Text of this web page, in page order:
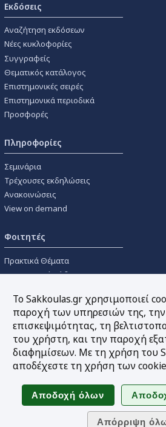
Εκδόσεις
Αναζήτηση εκδόσεων
Νέες κυκλοφορίες
Συγγραφείς
Θεματικός κατάλογος
Επιστημονικές σειρές
Επιστημονικά περιοδικά
Προσφορές
Πληροφορίες
Σεμινάρια
Τρέχουσες εκδηλώσεις
Ανακοινώσεις
View on demand
Φοιτητές
Πρακτικά Θέματα
Οικονομικοί Κώδικες
Συγγραμμάτων
Εργαλεία
Online υπολογισμός τόκων
Υπηρεσία Ηλεκτρονικής
Sitemap
Ακολουθήστε
Το Sakkoulas.gr χρησιμοποιεί
παροχή των υπηρεσιών της,
επισκεψιμότητας, τη
του χρήστη, και την παροχή
διαφημίσεων. Με τη χρήση του
αποδέχεστε τη χρήση των